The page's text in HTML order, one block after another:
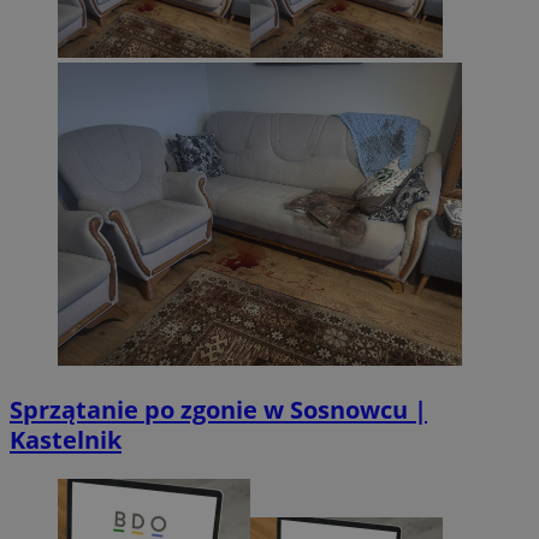
Sprzątanie po zgonie w Sosnowcu |
Kastelnik
CookieScriptConsent
CookieScript
sosnowiecki.pl